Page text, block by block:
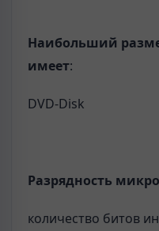
Наибольший
имеет:
DVD-Disk
Разрядность
количество битов